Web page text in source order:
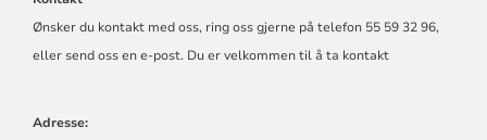
Ønsker du kontakt med oss, ring oss gjerne på telefon 55 59 32 96,
eller send oss en e-post. Du er velkommen til å ta kontakt
Adresse: